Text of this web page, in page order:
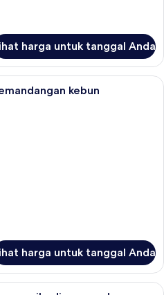
harga untuk tanggal Anda
Vila, 3 kamar tidur, balkon,
kebun
harga untuk tanggal Anda
Televisi LCD 45-inci dengan saluran